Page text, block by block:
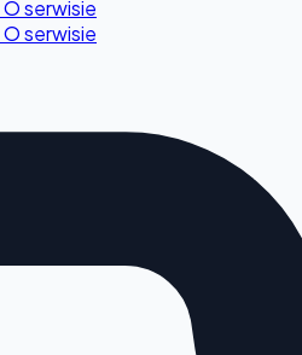
O serwisie
O serwisie